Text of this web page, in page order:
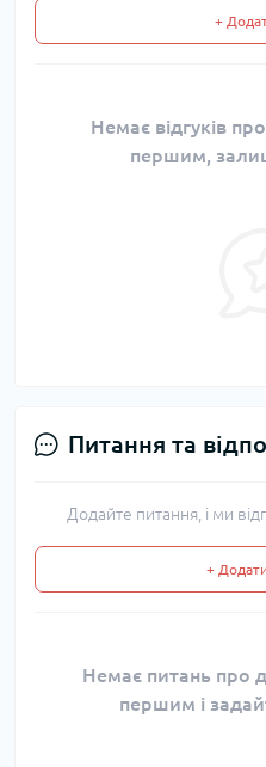
+
Немає відгуків
першим,
Питання та
Додайте питання, і ми
+
Немає питань про
першим і